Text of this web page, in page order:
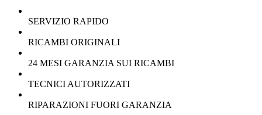
SERVIZIO RAPIDO
RICAMBI ORIGINALI
24 MESI GARANZIA SUI RICAMBI
TECNICI AUTORIZZATI
RIPARAZIONI FUORI GARANZIA